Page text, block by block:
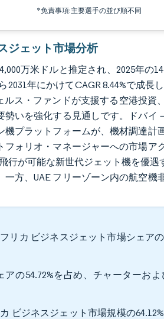
*免責事項:主要選手の並び順不同
ジェット市場分析
万米ドルと推定され、2025年の
年にかけてCAGR 8.44%で成長
ス・ファンドが支援する空港投資
いを強化する見通しです。ドバイ
プラットフォームが、機材調達計
ォリオ・マネージャーへの市場ア
行が可能な新世代ジェット機を優遇
方、UAE フリーゾーン内の航空機
リカ ビジネスジェット市場シェア
の54.72%を占め、チャーターお
ビジネスジェット市場規模の